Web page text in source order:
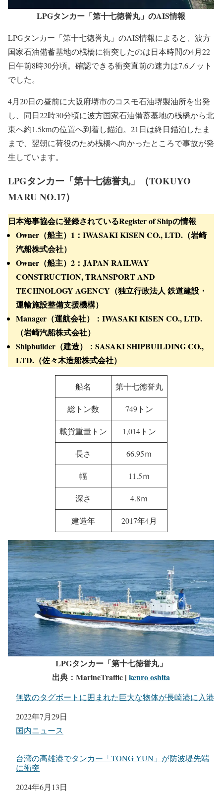
LPGタンカー「第十七徳誉丸」のAIS情報によると、波方
国家石油備蓄基地の桟橋に衝突したのは日本時間の4月22
日午前8時30分頃。確認できる衝突直前の速力は7.6ノット
でした。
し、同日22時30分頃に波方国家石油備蓄基地の桟橋から北
東へ約1.5kmの位置へ到着し錨泊。21日は終日錨泊したま
生しています。
LPGタンカー「第十七徳誉丸」（TOKUYO
MARU NO.17）
日本海事協会に登録されているRegister of Shipの情報
Owner（船主）1：IWASAKI KISEN CO., LTD.（岩崎
汽船株式会社）
Owner（船主）2：JAPAN RAILWAY
CONSTRUCTION, TRANSPORT AND
TECHNOLOGY AGENCY（独立行政法人 鉄道建設・
Manager（運航会社）：IWASAKI KISEN CO., LTD.
（岩崎汽船株式会社）
Shipbuilder（建造）：SASAKI SHIPBUILDING CO.,
LTD.（佐々木造船株式会社）
船名 第十七徳誉丸
総トン数 749トン
載貨重量トン 1,014トン
長さ 66.95ｍ
幅 11.5ｍ
深さ 4.8ｍ
建造年 2017年4月
LPGタンカー「第十七徳誉丸」
無数のタグボートに囲まれた巨大な物体が長崎港に入港
日付
2022年7月29日